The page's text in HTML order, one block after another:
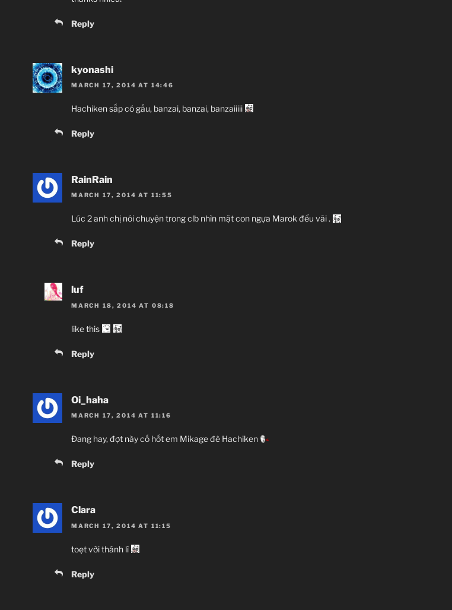
Reply
kyonashi
MARCH 17, 2014 AT 14:46
Hachiken sắp có gấu, banzai, banzai, banzaiiiii
Reply
RainRain
MARCH 17, 2014 AT 11:55
Lúc 2 anh chị nói chuyện trong clb nhìn mặt con ngựa Marok đểu vãi .
Reply
luf
MARCH 18, 2014 AT 08:18
like this
Reply
Oi_haha
MARCH 17, 2014 AT 11:16
Đang hay, đợt này cố hốt em Mikage đê Hachiken
Reply
Clara
MARCH 17, 2014 AT 11:15
toẹt vời thánh lì
Reply